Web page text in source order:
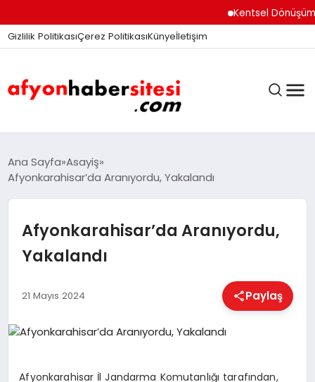
Kentsel Dönüşüm
Gizlilik PolitikasıÇerez PolitikasıKünyeİletişim
ANASAYFA
DÜNYA
Ana Sayfa Asayiş
Afyonkarahisar’da Aranıyordu, Yakalandı
Afyonkarahisar’da Aranıyordu,
Yakalandı
21 Mayıs 2024 Paylaş
Afyonkarahisar İl Jandarma Komutanlığı tarafından,